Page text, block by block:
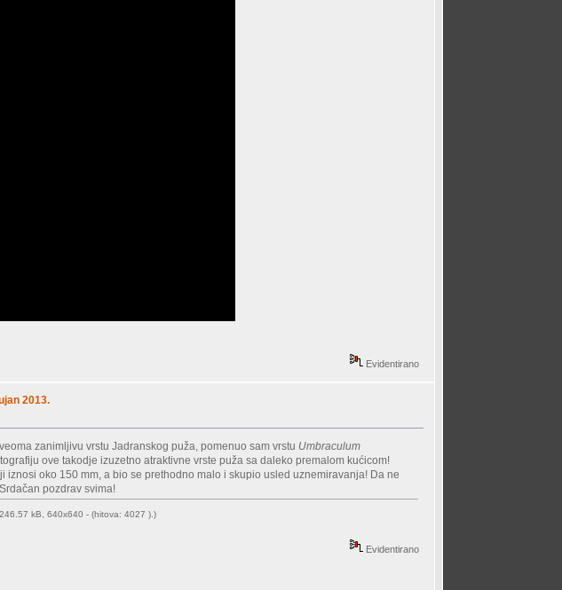
Evidentirano
2013.
zanimljivu vrstu Jadranskog puža, pomenuo sam vrstu Umbraculum
ove takodje izuzetno atraktivne vrste puža sa daleko premalom kućicom!
oko 150 mm, a bio se prethodno malo i skupio usled uznemiravanja! Da ne
Srdačan pozdrav svima!
kB, 640x640 - (hitova: 4027 ).)
Evidentirano